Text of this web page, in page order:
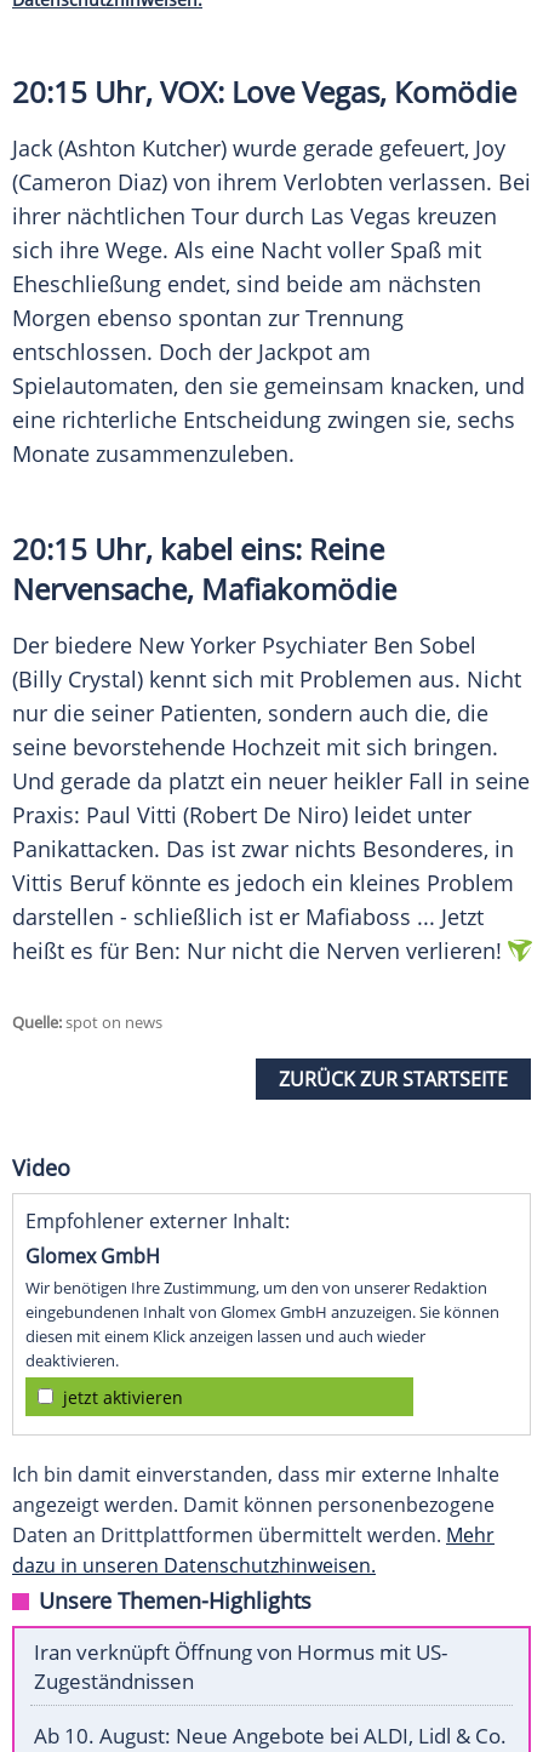
20:15 Uhr, VOX: Love Vegas, Komödie
Jack (Ashton Kutcher) wurde gerade gefeuert, Joy
(Cameron Diaz) von ihrem Verlobten verlassen. Bei
ihrer nächtlichen Tour durch Las Vegas kreuzen
sich ihre Wege. Als eine Nacht voller Spaß mit
Eheschließung endet, sind beide am nächsten
Morgen ebenso spontan zur Trennung
entschlossen. Doch der Jackpot am
Spielautomaten, den sie gemeinsam knacken, und
eine richterliche Entscheidung zwingen sie, sechs
Monate zusammenzuleben.
20:15 Uhr, kabel eins: Reine
Nervensache, Mafiakomödie
Der biedere New Yorker Psychiater Ben Sobel
(Billy Crystal) kennt sich mit Problemen aus. Nicht
nur die seiner Patienten, sondern auch die, die
seine bevorstehende Hochzeit mit sich bringen.
Und gerade da platzt ein neuer heikler Fall in seine
Praxis: Paul Vitti (Robert De Niro) leidet unter
Panikattacken. Das ist zwar nichts Besonderes, in
Vittis Beruf könnte es jedoch ein kleines Problem
darstellen - schließlich ist er Mafiaboss ... Jetzt
heißt es für Ben: Nur nicht die Nerven verlieren!
Quelle:spot on news
ZURÜCK ZUR STARTSEITE
Video
Empfohlener externer Inhalt:
Glomex GmbH
Wir benötigen Ihre Zustimmung, um den von unserer Redaktion
eingebundenen Inhalt von Glomex GmbH anzuzeigen. Sie können
diesen mit einem Klick anzeigen lassen und auch wieder
deaktivieren.
jetzt aktivieren
Ich bin damit einverstanden, dass mir externe Inhalte
angezeigt werden. Damit können personenbezogene
Daten an Drittplattformen übermittelt werden. Mehr
dazu in unseren Datenschutzhinweisen.
Unsere Themen-Highlights
Iran verknüpft Öffnung von Hormus mit US-
Zugeständnissen
Ab 10. August: Neue Angebote bei ALDI, Lidl & Co.